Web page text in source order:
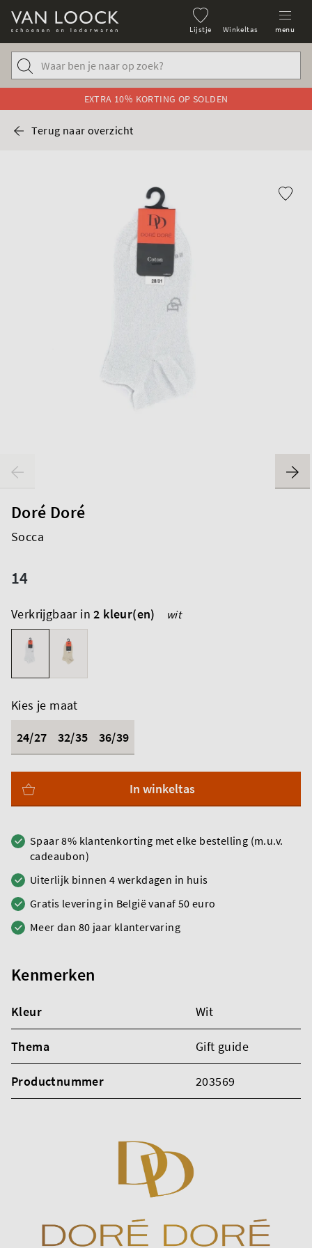
Lijstje Winkeltas menu
EXTRA 10% KORTING OP SOLDEN
Terug naar overzicht
Doré Doré
Socca
14
Verkrijgbaar in2 kleur(en) wit
Kies je maat
24/27
32/35 36/39
In winkeltas
Spaar 8% klantenkorting met elke bestelling (m.u.v.
cadeaubon)
Uiterlijk binnen 4 werkdagen in huis
Gratis levering in België vanaf 50 euro
Meer dan 80 jaar klantervaring
Kenmerken
Kleur Wit
Thema Gift guide
Productnummer 203569